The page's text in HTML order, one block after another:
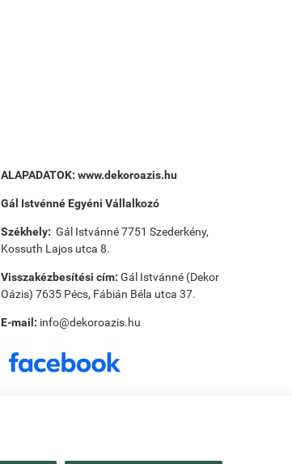
ALAPADATOK: www.dekoroazis.hu
Gál Istvénné Egyéni Vállalkozó
Székhely: Gál Istvánné 7751 Szederkény,
Kossuth Lajos utca 8.
Visszakézbesítési cím: Gál Istvánné (Dekor
Oázis) 7635 Pécs, Fábián Béla utca 37.
E-mail: info@dekoroazis.hu